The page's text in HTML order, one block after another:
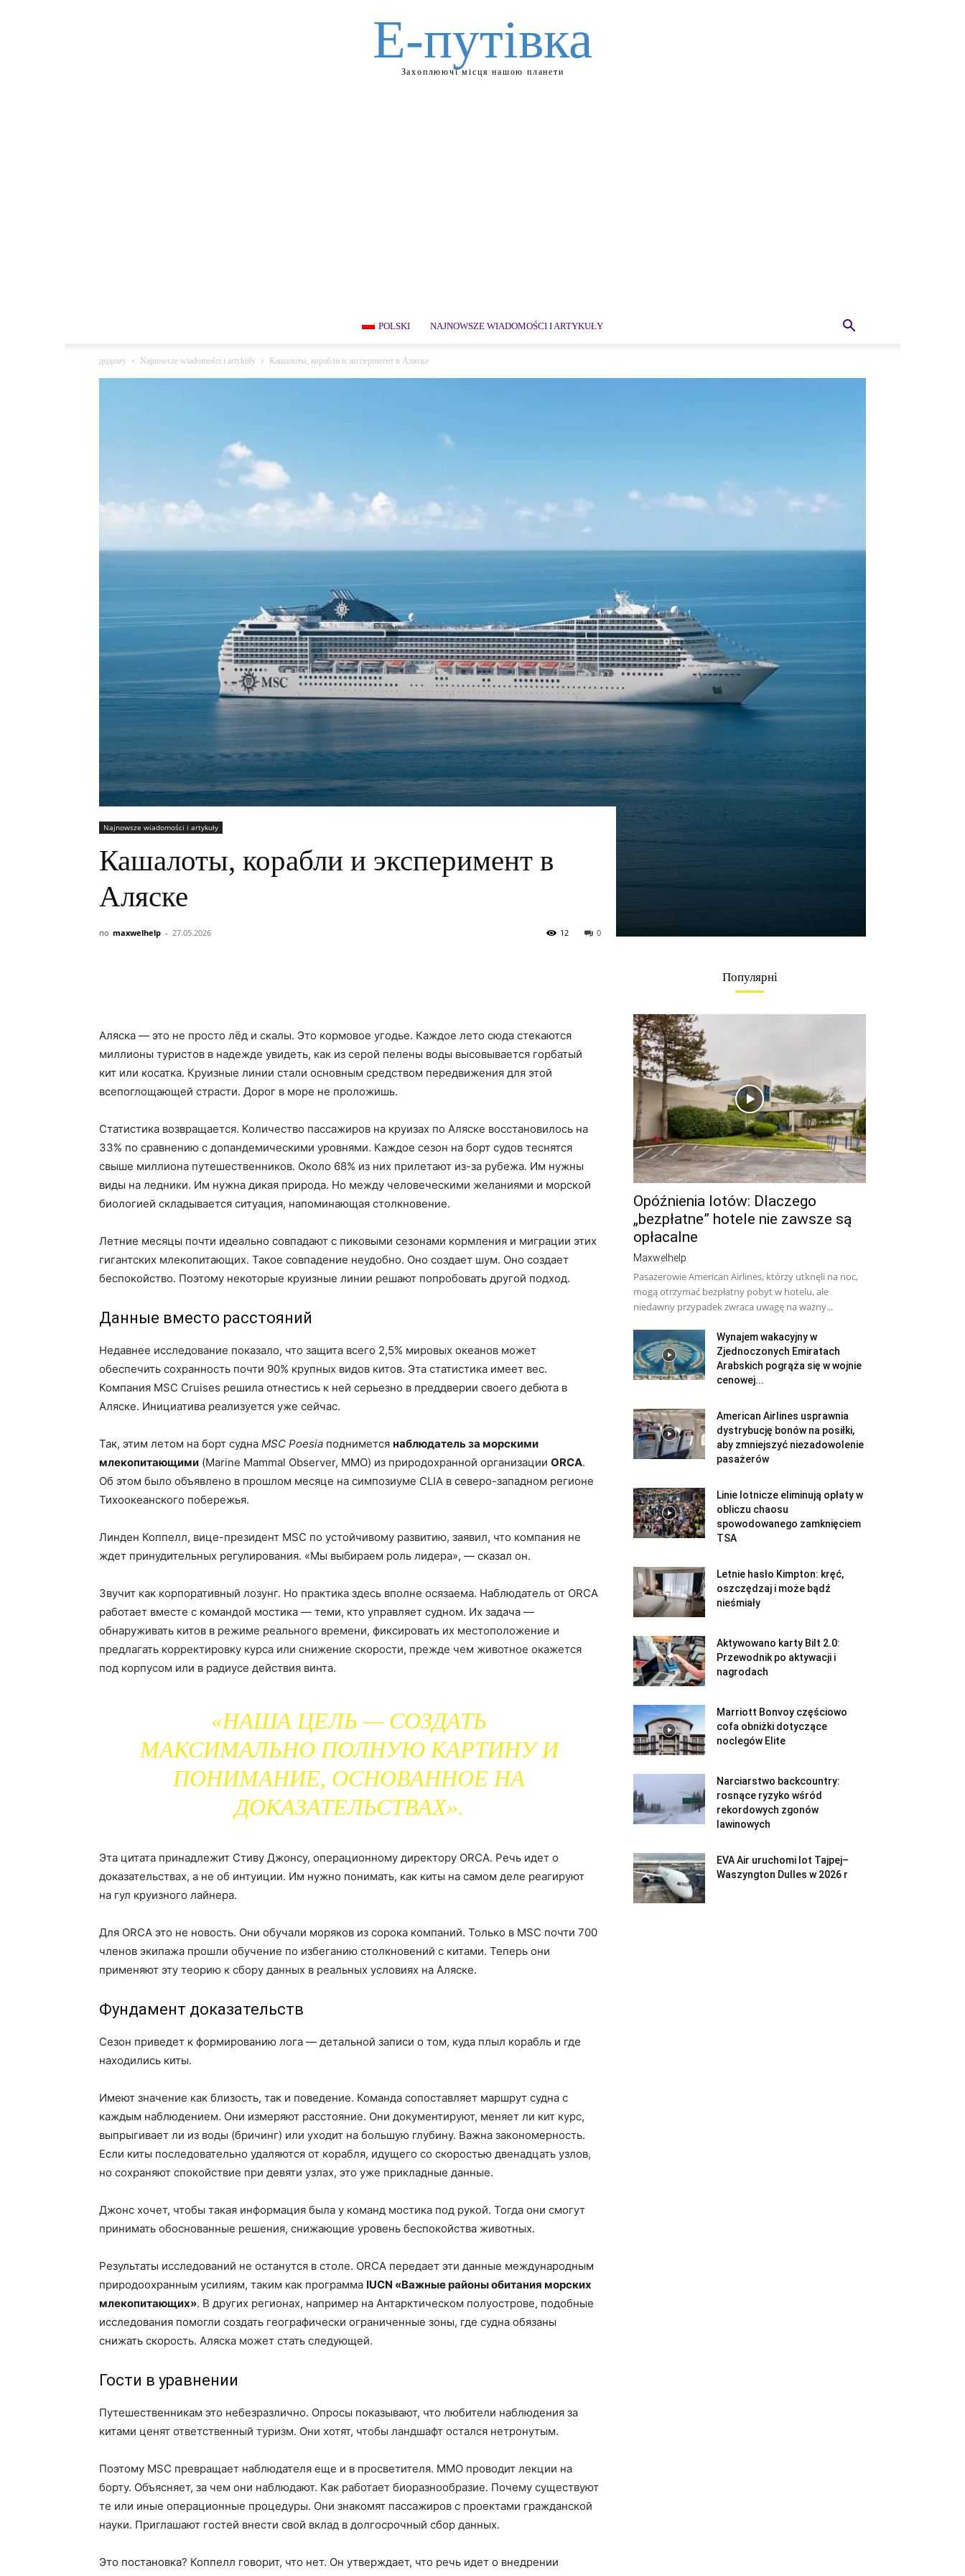
Е-путівка
Захоплюючі місця нашою планети
POLSKI NAJNOWSZE WIADOMOŚCI I ARTYKUŁY
додому Najnowsze wiadomości i artykuły Кашалоты, корабли и эксперимент в Аляске
Najnowsze wiadomości i artykuły
Кашалоты, корабли и эксперимент в
Аляске
по maxwelhelp - 27.05.2026 0
12
Аляска — это не просто лёд и скалы. Это кормовое угодье. Каждое лето сюда стекаются
миллионы туристов в надежде увидеть, как из серой пелены воды высовывается горбатый
кит или косатка. Круизные линии стали основным средством передвижения для этой
всепоглощающей страсти. Дорог в море не проложишь.
Статистика возвращается. Количество пассажиров на круизах по Аляске восстановилось на
33% по сравнению с допандемическими уровнями. Каждое сезон на борт судов теснятся
свыше миллиона путешественников. Около 68% из них прилетают из-за рубежа. Им нужны
виды на ледники. Им нужна дикая природа. Но между человеческими желаниями и морской
биологией складывается ситуация, напоминающая столкновение.
Летние месяцы почти идеально совпадают с пиковыми сезонами кормления и миграции этих
гигантских млекопитающих. Такое совпадение неудобно. Оно создает шум. Оно создает
беспокойство. Поэтому некоторые круизные линии решают попробовать другой подход.
Данные вместо расстояний
Недавнее исследование показало, что защита всего 2,5% мировых океанов может
обеспечить сохранность почти 90% крупных видов китов. Эта статистика имеет вес.
Компания MSC Cruises решила отнестись к ней серьезно в преддверии своего дебюта в
Аляске. Инициатива реализуется уже сейчас.
Так, этим летом на борт судна MSC Poesia поднимется наблюдатель за морскими
млекопитающими (Marine Mammal Observer, MMO) из природохранной организации ORCA.
Об этом было объявлено в прошлом месяце на симпозиуме CLIA в северо-западном регионе
Тихоокеанского побережья.
Линден Коппелл, вице-президент MSC по устойчивому развитию, заявил, что компания не
ждет принудительных регулирования. «Мы выбираем роль лидера», — сказал он.
Звучит как корпоративный лозунг. Но практика здесь вполне осязаема. Наблюдатель от ORCA
работает вместе с командой мостика — теми, кто управляет судном. Их задача —
обнаруживать китов в режиме реального времени, фиксировать их местоположение и
предлагать корректировку курса или снижение скорости, прежде чем животное окажется
под корпусом или в радиусе действия винта.
«НАША ЦЕЛЬ — СОЗДАТЬ
МАКСИМАЛЬНО ПОЛНУЮ КАРТИНУ И
ПОНИМАНИЕ, ОСНОВАННОЕ НА
ДОКАЗАТЕЛЬСТВАХ».
Эта цитата принадлежит Стиву Джонсу, операционному директору ORCA. Речь идет о
доказательствах, а не об интуиции. Им нужно понимать, как киты на самом деле реагируют
на гул круизного лайнера.
Для ORCA это не новость. Они обучали моряков из сорока компаний. Только в MSC почти 700
членов экипажа прошли обучение по избеганию столкновений с китами. Теперь они
применяют эту теорию к сбору данных в реальных условиях на Аляске.
Фундамент доказательств
Сезон приведет к формированию лога — детальной записи о том, куда плыл корабль и где
находились киты.
Имеют значение как близость, так и поведение. Команда сопоставляет маршрут судна с
каждым наблюдением. Они измеряют расстояние. Они документируют, меняет ли кит курс,
выпрыгивает ли из воды (бричинг) или уходит на большую глубину. Важна закономерность.
Если киты последовательно удаляются от корабля, идущего со скоростью двенадцать узлов,
но сохраняют спокойствие при девяти узлах, это уже прикладные данные.
Джонс хочет, чтобы такая информация была у команд мостика под рукой. Тогда они смогут
принимать обоснованные решения, снижающие уровень беспокойства животных.
Результаты исследований не останутся в столе. ORCA передает эти данные международным
природоохранным усилиям, таким как программа IUCN «Важные районы обитания морских
млекопитающих». В других регионах, например на Антарктическом полуострове, подобные
исследования помогли создать географически ограниченные зоны, где судна обязаны
снижать скорость. Аляска может стать следующей.
Гости в уравнении
Путешественникам это небезразлично. Опросы показывают, что любители наблюдения за
китами ценят ответственный туризм. Они хотят, чтобы ландшафт остался нетронутым.
Поэтому MSC превращает наблюдателя еще и в просветителя. MMO проводит лекции на
борту. Объясняет, за чем они наблюдают. Как работает биоразнообразие. Почему существуют
те или иные операционные процедуры. Они знакомят пассажиров с проектами гражданской
науки. Приглашают гостей внести свой вклад в долгосрочный сбор данных.
Это постановка? Коппелл говорит, что нет. Он утверждает, что речь идет о внедрении
Популярні
Opóźnienia lotów: Dlaczego
„bezpłatne” hotele nie zawsze są
opłacalne
Maxwelhelp
Pasażerowie American Airlines, którzy utknęli na noc,
mogą otrzymać bezpłatny pobyt w hotelu, ale
niedawny przypadek zwraca uwagę na ważny...
Wynajem wakacyjny w
Zjednoczonych Emiratach
Arabskich pogrąża się w wojnie
cenowej...
American Airlines usprawnia
dystrybucję bonów na posiłki,
aby zmniejszyć niezadowolenie
pasażerów
Linie lotnicze eliminują opłaty w
obliczu chaosu
spowodowanego zamknięciem
TSA
Letnie hasło Kimpton: kręć,
oszczędzaj i może bądź
nieśmiały
Aktywowano karty Bilt 2.0:
Przewodnik po aktywacji i
nagrodach
Marriott Bonvoy częściowo
cofa obniżki dotyczące
noclegów Elite
Narciarstwo backcountry:
rosnące ryzyko wśród
rekordowych zgonów
lawinowych
EVA Air uruchomi lot Tajpej–
Waszyngton Dulles w 2026 r